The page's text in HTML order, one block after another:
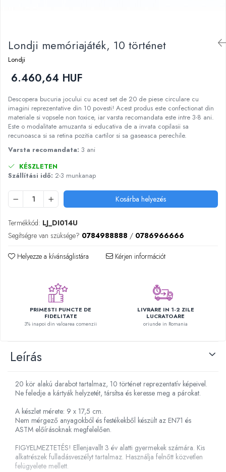
Zenei eszközök gyerekeknek
Zenélő körhinták
Szerepjátékok
Gyerekkonyhák
Gyerek munkapadok
Kézbábok
Babaházak
Varázs fúrógép
Gyerek Halloween jelmezek
Reborn babák
Játékállatok
Dínós játékok
Háziállat figurák
Plüss figurák
Ábécés játékok
Számos játékok
Motoros készségfejlesztő játékok
Kirakós játékok
Klasszikus kirakós
Formakirakós
Padlók kirakós
Baba játékok
Fürdőjátékok
Ajándékok 10 éves gyerekeknek
Ajándékok 11 éves gyerekeknek
Ajándékok 12 éves gyerekeknek
Londji memóriajáték, 10 történet
Londji
6.460,64 HUF
Descopera bucuria jocului cu acest set de 20 de piese circulare cu
imagini reprezentative din 10 povesti! Acest produs este confectionat din
materiale si vopsele non toxice, iar varsta recomandata este intre 3-8 ani.
Este o modalitate amuzanta si educativa de a invata copilasii sa
recunoasca si sa retina pozitia cartilor si sa gaseasca perechile.
Varsta recomandata: 3 ani
KÉSZLETEN
Szállítási idő: 2-3 munkanap
Kosárba helyezés
Termékkód: LJ_DI014U
Segítségre van szüksége? 0784988888 / 0786966666
Helyezze a kívánságlistára Kérjen információt
PRIMESTI PUNCTE DE
FIDELITATE
3% inapoi din valoarea comenzii
LIVRARE IN 1-2 ZILE
LUCRATOARE
oriunde in Romania
Leírás
20 kör alakú darabot tartalmaz, 10 történet reprezentatív képeivel.
Ne feledje a kártyák helyzetét, társítsa és keresse meg a párokat.
A készlet mérete: 9 x 17,5 cm.
Nem mérgező anyagokból és festékekből készült az EN71 és
ASTM előírásoknak megfelelően.
FIGYELMEZTETÉS! Ellenjavallt 3 év alatti gyermekek számára. Kis
alkatrészek fulladásveszélyt tartalmaz. Használja felnőtt közvetlen
felügyelete mellett.